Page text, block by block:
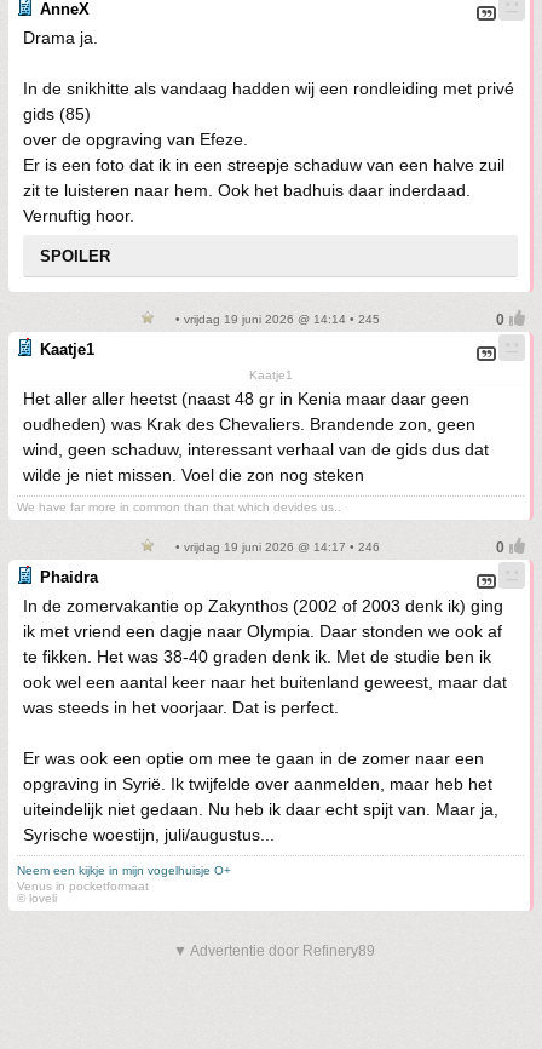
AnneX
Drama ja.
In de snikhitte als vandaag hadden wij een rondleiding met privé
gids (85)
over de opgraving van Efeze.
Er is een foto dat ik in een streepje schaduw van een halve zuil
zit te luisteren naar hem. Ook het badhuis daar inderdaad.
Vernuftig hoor.
SPOILER
• vrijdag 19 juni 2026 @ 14:14 • 245
Kaatje1
Kaatje1
Het aller aller heetst (naast 48 gr in Kenia maar daar geen
oudheden) was Krak des Chevaliers. Brandende zon, geen
wind, geen schaduw, interessant verhaal van de gids dus dat
wilde je niet missen. Voel die zon nog steken
We have far more in common than that which devides us..
• vrijdag 19 juni 2026 @ 14:17 • 246
Phaidra
In de zomervakantie op Zakynthos (2002 of 2003 denk ik) ging
ik met vriend een dagje naar Olympia. Daar stonden we ook af
te fikken. Het was 38-40 graden denk ik. Met de studie ben ik
ook wel een aantal keer naar het buitenland geweest, maar dat
was steeds in het voorjaar. Dat is perfect.
Er was ook een optie om mee te gaan in de zomer naar een
opgraving in Syrië. Ik twijfelde over aanmelden, maar heb het
uiteindelijk niet gedaan. Nu heb ik daar echt spijt van. Maar ja,
Syrische woestijn, juli/augustus...
Neem een kijkje in mijn vogelhuisje O+
Venus in pocketformaat
© loveli
▼ Advertentie door Refinery89